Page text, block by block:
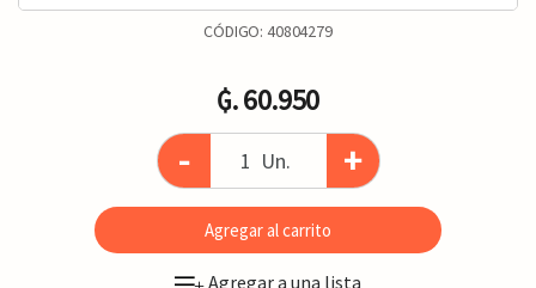
CÓDIGO: 40804279
₲. 60.950
- Un. +
Agregar al carrito
Agregar a una lista